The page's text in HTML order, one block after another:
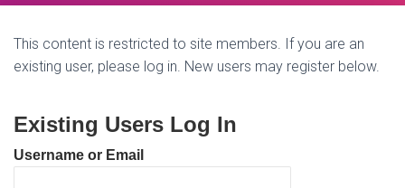
This content is restricted to site members. If you are an
existing user, please log in. New users may register below.
Existing Users Log In
Username or Email